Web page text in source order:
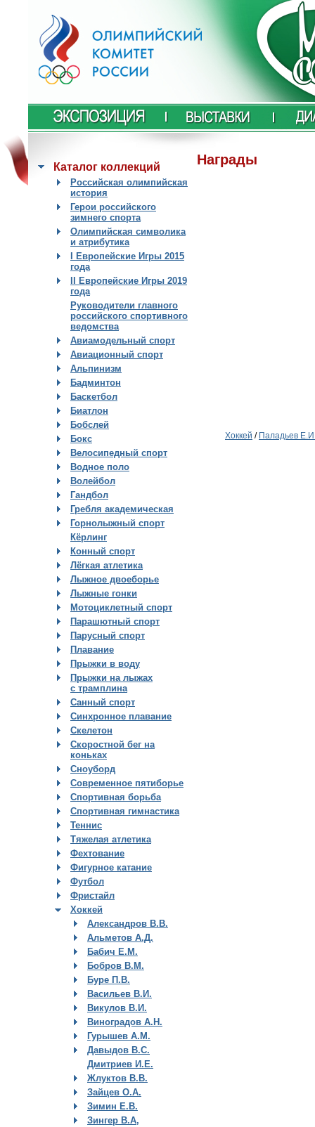
Каталог коллекций
Российская олимпийская
история
Герои российского
зимнего спорта
Олимпийская символика
и атрибутика
I Европейские Игры 2015
года
II Европейские Игры 2019
года
Руководители главного
российского спортивного
ведомства
Авиамодельный спорт
Авиационный спорт
Альпинизм
Бадминтон
Баскетбол
Биатлон
Бобслей
Бокс
Велосипедный спорт
Водное поло
Волейбол
Гандбол
Гребля академическая
Горнолыжный спорт
Кёрлинг
Конный спорт
Лёгкая атлетика
Лыжное двоеборье
Лыжные гонки
Мотоциклетный спорт
Парашютный спорт
Парусный спорт
Плавание
Прыжки в воду
Прыжки на лыжах
с трамплина
Санный спорт
Синхронное плавание
Скелетон
Скоростной бег на
коньках
Сноуборд
Современное пятиборье
Спортивная борьба
Спортивная гимнастика
Теннис
Тяжелая атлетика
Фехтование
Фигурное катание
Футбол
Фристайл
Хоккей
Александров В.В.
Альметов А.Д.
Бабич Е.М.
Бобров В.М.
Буре П.В.
Васильев В.И.
Викулов В.И.
Виноградов А.Н.
Гурышев А.М.
Давыдов В.С.
Дмитриев И.Е.
Жлуктов В.В.
Зайцев О.А.
Зимин Е.В.
Зингер В.А,
Награды
Хоккей / Паладьев